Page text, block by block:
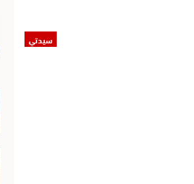
سيدتي